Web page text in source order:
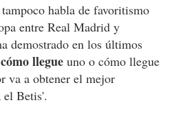
habla de favoritismo
entre Real Madrid y
demostrado en los últimos
llegue uno o cómo llegue
va a obtener el mejor
el Betis'.